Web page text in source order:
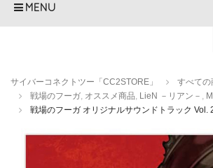
MENU
サイバーコネクトツー「CC2STORE」
すべての
戦場のフーガ, オススメ商品, LieN －リアン－ ,
戦場のフーガ オリジナルサウンドトラック Vol.